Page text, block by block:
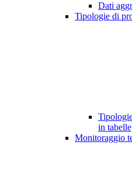
Dati
Tipologie di
in
Monitoraggio